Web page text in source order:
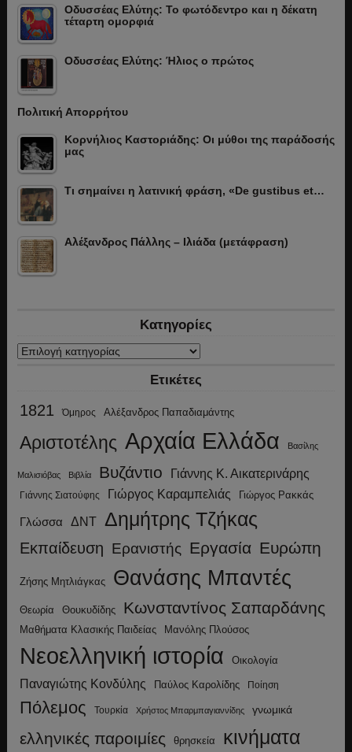
Οδυσσέας Ελύτης: Το φωτόδεντρο και η δέκατη
τέταρτη ομορφιά
Οδυσσέας Ελύτης: Ήλιος ο πρώτος
Πολιτική Απορρήτου
Κορνήλιος Καστοριάδης: Οι μύθοι της παράδοσής
μας
Τι σημαίνει η λατινική φράση, «De gustibus et…
Αλέξανδρος Πάλλης – Ιλιάδα (μετάφραση)
Κατηγορίες
Κατηγορίες
Ετικέτες
1821 Όμηρος Αλέξανδρος Παπαδιαμάντης
Αριστοτέλης Αρχαία Ελλάδα Βασίλης
Μαλισιόβας Βιβλία Βυζάντιο Γιάννης Κ. Αικατερινάρης
Γιάννης Σιατούφης Γιώργος Καραμπελιάς Γιώργος Ρακκάς
Γλώσσα ΔΝΤ Δημήτρης Τζήκας
Εκπαίδευση Ερανιστής Εργασία Ευρώπη
Ζήσης Μητλιάγκας Θανάσης Μπαντές
Θεωρία Θουκυδίδης Κωνσταντίνος Σαπαρδάνης
Μαθήματα Κλασικής Παιδείας Μανόλης Πλούσος
Νεοελληνική ιστορία Οικολογία
Παναγιώτης Κονδύλης Παύλος Καρολίδης Ποίηση
Πόλεμος Τουρκία Χρήστος Μπαρμπαγιαννίδης γνωμικά
ελληνικές παροιμίες θρησκεία κινήματα